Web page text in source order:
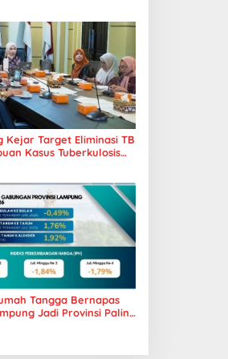
Kejar Target Eliminasi TB
Kasus Tuberkulosis
Tangga Bernapas
Jadi Provinsi Paling